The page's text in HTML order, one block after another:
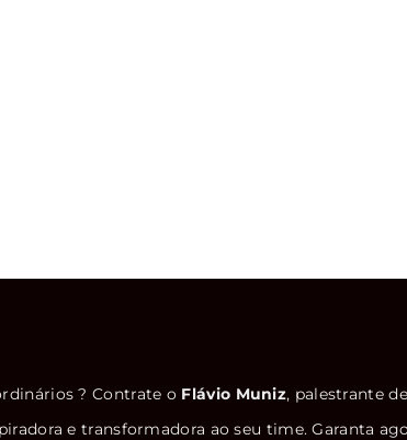
? Contrate o Flávio Muniz, palestrante de
e transformadora ao seu time. Garanta